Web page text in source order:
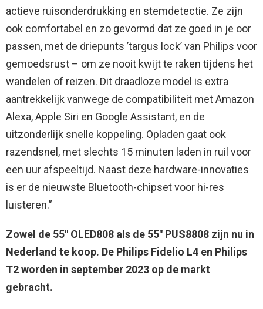
actieve ruisonderdrukking en stemdetectie. Ze zijn
ook comfortabel en zo gevormd dat ze goed in je oor
passen, met de driepunts ’targus lock’ van Philips voor
gemoedsrust – om ze nooit kwijt te raken tijdens het
wandelen of reizen. Dit draadloze model is extra
aantrekkelijk vanwege de compatibiliteit met Amazon
Alexa, Apple Siri en Google Assistant, en de
uitzonderlijk snelle koppeling. Opladen gaat ook
razendsnel, met slechts 15 minuten laden in ruil voor
een uur afspeeltijd. Naast deze hardware-innovaties
is er de nieuwste Bluetooth-chipset voor hi-res
luisteren.”
Zowel de 55″ OLED808 als de 55″ PUS8808 zijn nu in
Nederland te koop. De Philips Fidelio L4 en Philips
T2 worden in september 2023 op de markt
gebracht.